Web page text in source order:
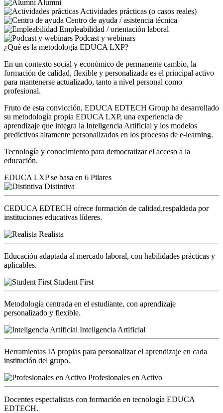
Alumni
Actividades prácticas (o casos reales)
Centro de ayuda / asistencia técnica
Empleabilidad / orientación laboral
Podcast y webinars
¿Qué es la metodología EDUCA LXP?
En un contexto social y económico de permanente cambio, la
formación de calidad, flexible y personalizada es el principal activo
para mantenerse actualizado, tanto a nivel personal como
profesional.
Fruto de esta convicción, EDUCA EDTECH Group ha desarrollado
su metodología propia EDUCA LXP, una experiencia de
aprendizaje que integra la Inteligencia Artificial y los modelos
predictivos altamente personalizados en los procesos de e-learning.
Tecnología y conocimiento para democratizar el acceso a la
educación.
EDUCA LXP se basa en 6 Pilares
Distintiva
CEDUCA EDTECH ofrece formación de calidad,respaldada por
instituciones educativas líderes.
Realista
Educación adaptada al mercado laboral, con habilidades prácticas y
aplicables.
Student First
Metodología centrada en el estudiante, con aprendizaje
personalizado y flexible.
Inteligencia Artificial
Herramientas IA propias para personalizar el aprendizaje en cada
institución del grupo.
Profesionales en Activo
Docentes especialistas con formación en tecnología EDUCA
EDTECH.